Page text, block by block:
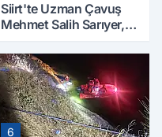
Siirt'te Uzman Çavuş
Mehmet Salih Sarıyer,
6